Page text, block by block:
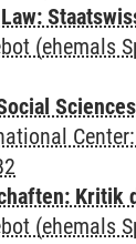
(ehemals
Kritik
(ehemals